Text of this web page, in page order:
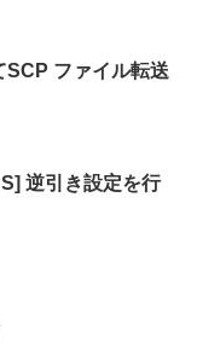
ファイル転送
逆引き設定を行